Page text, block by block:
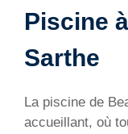
Piscine
Sarthe
La piscine de
accueillant, où